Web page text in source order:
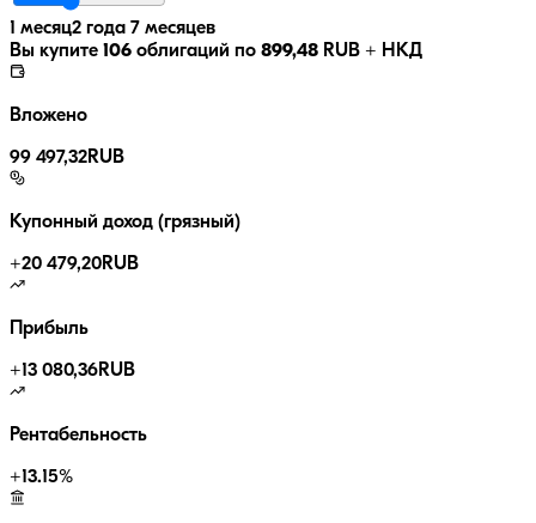
1 месяц2 года 7 месяцев
Вы купите 106 облигаций по 899,48 RUB + НКД
Вложено
99 497,32RUB
Купонный доход (грязный)
+20 479,20RUB
Прибыль
+13 080,36RUB
Рентабельность
+13.15%